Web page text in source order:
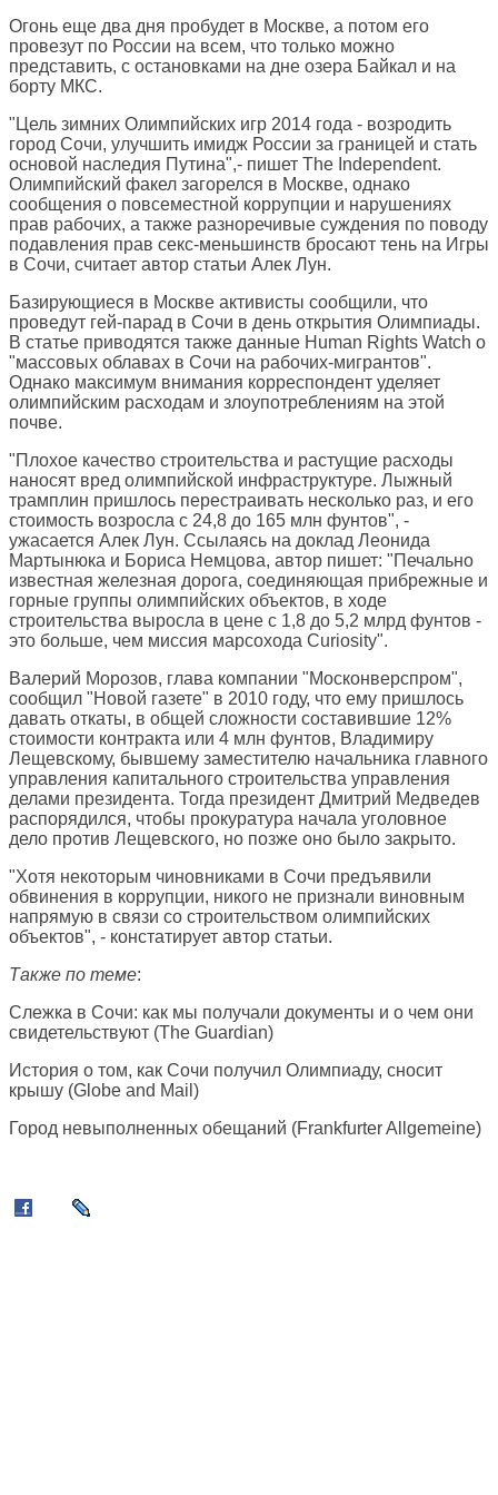
Огонь еще два дня пробудет в Москве, а потом его
провезут по России на всем, что только можно
представить, с остановками на дне озера Байкал и на
борту МКС.
"Цель зимних Олимпийских игр 2014 года - возродить
город Сочи, улучшить имидж России за границей и стать
основой наследия Путина",- пишет The Independent.
Олимпийский факел загорелся в Москве, однако
сообщения о повсеместной коррупции и нарушениях
прав рабочих, а также разноречивые суждения по поводу
подавления прав секс-меньшинств бросают тень на Игры
в Сочи, считает автор статьи Алек Лун.
Базирующиеся в Москве активисты сообщили, что
проведут гей-парад в Сочи в день открытия Олимпиады.
В статье приводятся также данные Human Rights Watch о
"массовых облавах в Сочи на рабочих-мигрантов".
Однако максимум внимания корреспондент уделяет
олимпийским расходам и злоупотреблениям на этой
почве.
"Плохое качество строительства и растущие расходы
наносят вред олимпийской инфраструктуре. Лыжный
трамплин пришлось перестраивать несколько раз, и его
стоимость возросла с 24,8 до 165 млн фунтов", -
ужасается Алек Лун. Ссылаясь на доклад Леонида
Мартынюка и Бориса Немцова, автор пишет: "Печально
известная железная дорога, соединяющая прибрежные и
горные группы олимпийских объектов, в ходе
строительства выросла в цене с 1,8 до 5,2 млрд фунтов -
это больше, чем миссия марсохода Curiosity".
Валерий Морозов, глава компании "Москонверспром",
сообщил "Новой газете" в 2010 году, что ему пришлось
давать откаты, в общей сложности составившие 12%
стоимости контракта или 4 млн фунтов, Владимиру
Лещевскому, бывшему заместителю начальника главного
управления капитального строительства управления
делами президента. Тогда президент Дмитрий Медведев
распорядился, чтобы прокуратура начала уголовное
дело против Лещевского, но позже оно было закрыто.
"Хотя некоторым чиновниками в Сочи предъявили
обвинения в коррупции, никого не признали виновным
напрямую в связи со строительством олимпийских
объектов", - констатирует автор статьи.
Также по теме:
Слежка в Сочи: как мы получали документы и о чем они
свидетельствуют (The Guardian)
История о том, как Сочи получил Олимпиаду, сносит
крышу (Globe and Mail )
Город невыполненных обещаний (Frankfurter Allgemeine)